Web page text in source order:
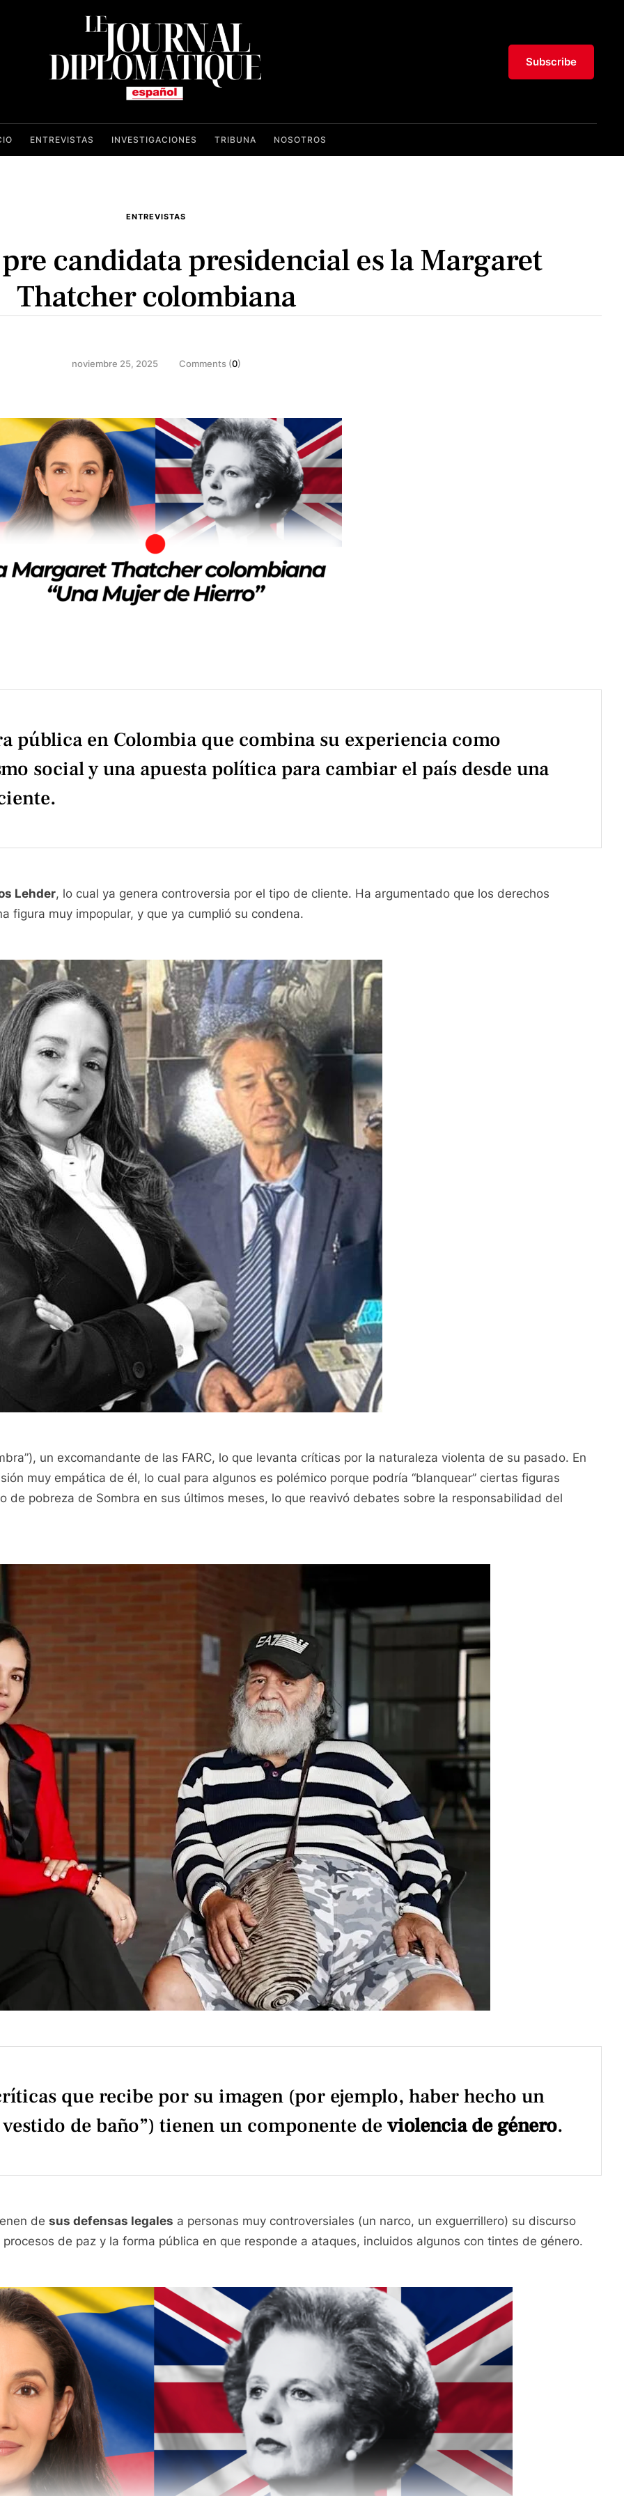
Subscribe
ENTREVISTAS INVESTIGACIONES TRIBUNA NOSOTROS
ENTREVISTAS
candidata presidencial es la Margaret
Thatcher colombiana
noviembre 25, 2025 Comments (0)
pública en Colombia que combina su experiencia como
social y una apuesta política para cambiar el país desde una
Lehder, lo cual ya genera controversia por el tipo de cliente. Ha argumentado que los derechos
figura muy impopular, y que ya cumplió su condena.
un excomandante de las FARC, lo que levanta críticas por la naturaleza violenta de su pasado. En
muy empática de él, lo cual para algunos es polémico porque podría “blanquear” ciertas figuras
de pobreza de Sombra en sus últimos meses, lo que reavivó debates sobre la responsabilidad del
que recibe por su imagen (por ejemplo, haber hecho un
de baño”) tienen un componente deviolencia de género.
de sus defensas legales a personas muy controversiales (un narco, un exguerrillero) su discurso
de paz y la forma pública en que responde a ataques, incluidos algunos con tintes de género.